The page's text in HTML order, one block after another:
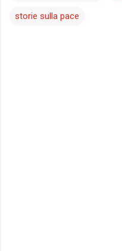
storie sulla pace